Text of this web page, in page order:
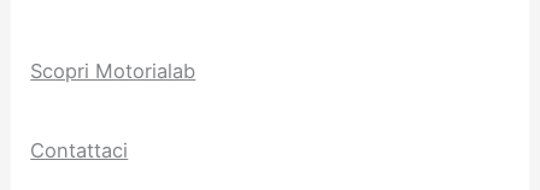
Scopri Motorialab
Contattaci